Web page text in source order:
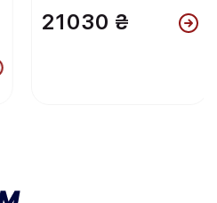
21030 ₴